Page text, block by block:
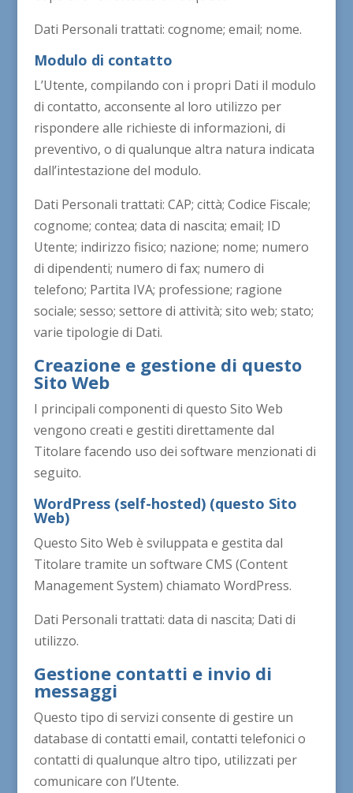
Dati Personali trattati: cognome; email; nome.
Modulo di contatto
L’Utente, compilando con i propri Dati il modulo
di contatto, acconsente al loro utilizzo per
rispondere alle richieste di informazioni, di
preventivo, o di qualunque altra natura indicata
dall’intestazione del modulo.
Dati Personali trattati: CAP; città; Codice Fiscale;
cognome; contea; data di nascita; email; ID
Utente; indirizzo fisico; nazione; nome; numero
di dipendenti; numero di fax; numero di
telefono; Partita IVA; professione; ragione
sociale; sesso; settore di attività; sito web; stato;
varie tipologie di Dati.
Creazione e gestione di questo
Sito Web
I principali componenti di questo Sito Web
vengono creati e gestiti direttamente dal
Titolare facendo uso dei software menzionati di
seguito.
WordPress (self-hosted) (questo Sito
Web)
Questo Sito Web è sviluppata e gestita dal
Titolare tramite un software CMS (Content
Management System) chiamato WordPress.
Dati Personali trattati: data di nascita; Dati di
utilizzo.
Gestione contatti e invio di
messaggi
Questo tipo di servizi consente di gestire un
database di contatti email, contatti telefonici o
contatti di qualunque altro tipo, utilizzati per
comunicare con l’Utente.